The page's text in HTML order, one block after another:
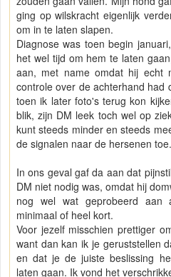
ging op wilskracht eigenlijk
om in te laten slapen.
Diagnose was toen begin
het wel tijd om hem te laten
aan, met name omdat hij echt
controle over de achterhand had
toen ik later foto's terug kon
blik, zijn DM leek toch wel op
kunt steeds minder en steeds
de signalen naar de hersenen toe.
In ons geval gaf da aan dat
DM niet nodig was, omdat hij
nog wel wat geprobeerd aan
minimaal of heel kort.
Voor jezelf misschien prettiger
want dan kan ik je geruststellen
en dat je de juiste beslissing
laten gaan. Ik vond het